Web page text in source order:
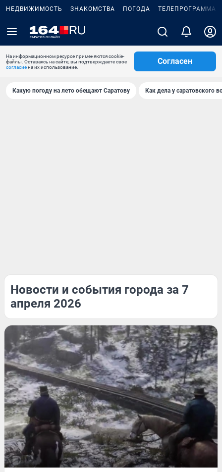
НЕДВИЖИМОСТЬ ЗНАКОМСТВА ПОГОДА ТЕЛЕПРОГРАММА
На информационном ресурсе применяются cookie-
файлы. Оставаясь на сайте, вы подтверждаете свое
согласиена их использование.
Согласен
Какую погоду на лето обещают Саратову Как дела у саратовского
Новости и события города за 7
апреля 2026